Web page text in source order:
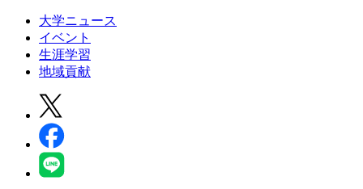
大学ニュース
イベント
生涯学習
地域貢献